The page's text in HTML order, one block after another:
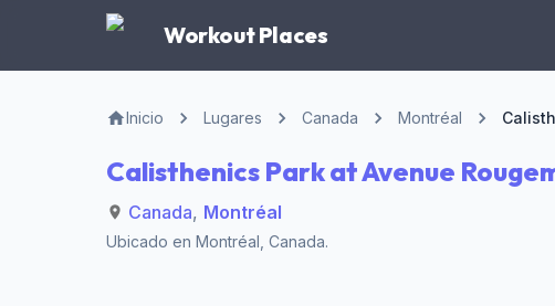
Workout Places
Inicio Lugares Canada Montréal
Calisthenics Park at Avenue
Canada, Montréal
Ubicado en Montréal Canada.